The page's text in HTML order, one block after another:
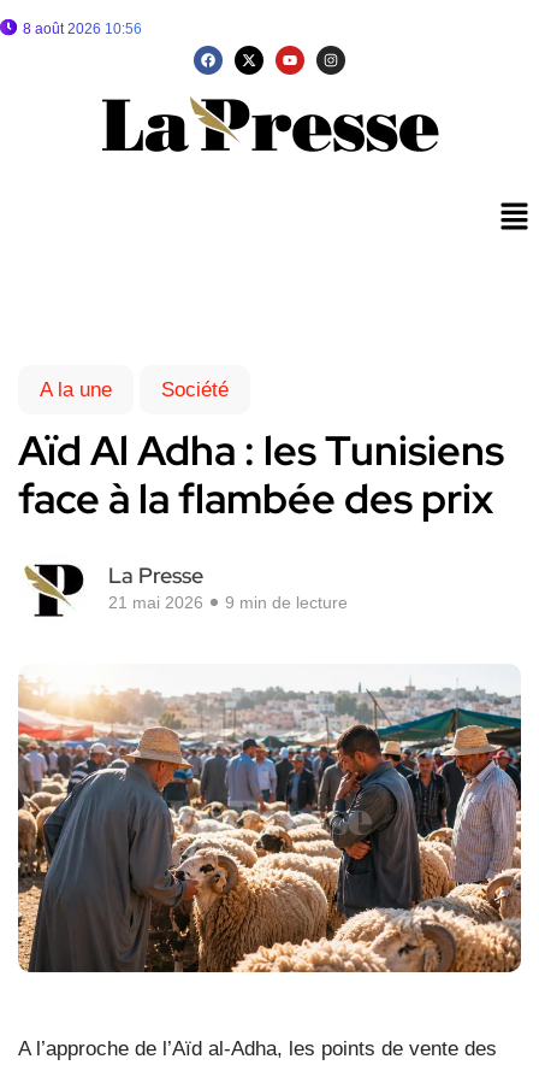
8 août 2026 10:56
A la une Société
Aïd Al Adha : les Tunisiens
face à la flambée des prix
La Presse
21 mai 2026 9 min de lecture
A l’approche de l’Aïd al-Adha, les points de vente des